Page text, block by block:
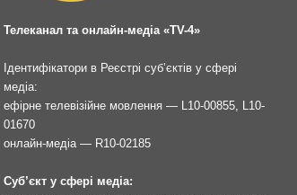
Телеканал та онлайн-медіа «TV-4»
Ідентифікатори в Реєстрі суб’єктів у сфері
медіа:
ефірне телевізійне мовлення — L10-00855, L10-
01670
онлайн-медіа — R10-02185
Суб’єкт у сфері медіа: